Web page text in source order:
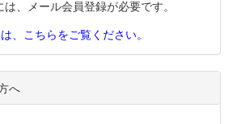
、メール会員登録が必要です。
、こちらをご覧ください。
へ